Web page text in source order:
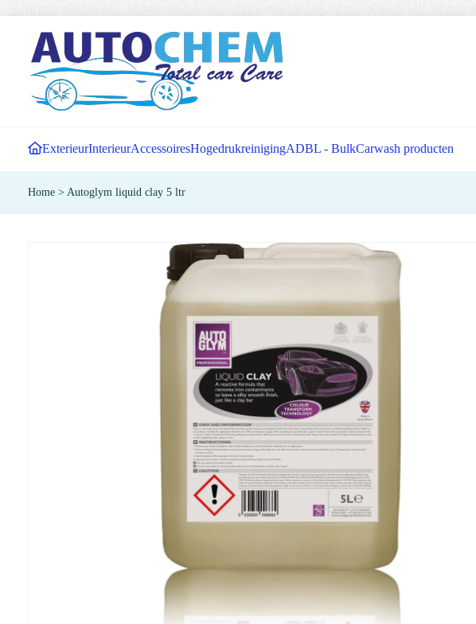
ExterieurInterieurAccessoiresHogedrukreinigingADBL - BulkCarwash producten
Home > Autoglym liquid clay 5 ltr